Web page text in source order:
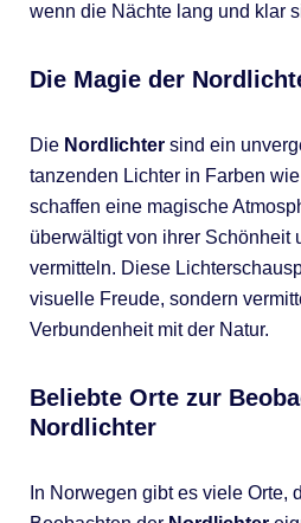
wenn die Nächte lang und klar
Die Magie der
Die Nordlichtersind ein
tanzenden Lichter in Farben
schaffen eine magische
überwältigt von ihrer Schönheit
vermitteln. Diese
visuelle Freude, sondern
Verbundenheit mit der Natur.
Beliebte Orte zur
Nordlichter
In Norwegen gibt es viele Orte,